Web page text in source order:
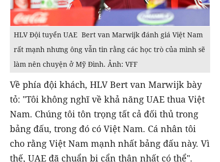
HLV Đội tuyển UAE Bert van Marwijk đánh giá Việt Nam
rất mạnh nhưng ông vẫn tin rằng các học trò của mình sẽ
làm nên chuyện ở Mỹ Đình. Ảnh: VFF
Về phía đội khách, HLV Bert van Marwijk bày
tỏ: "Tôi không nghĩ về khả năng UAE thua Việt
Nam. Chúng tôi tôn trọng tất cả đối thủ trong
bảng đấu, trong đó có Việt Nam. Cá nhân tôi
cho rằng Việt Nam mạnh nhất bảng đấu này. Vì
thế, UAE đã chuẩn bị cẩn thận nhất có thể".